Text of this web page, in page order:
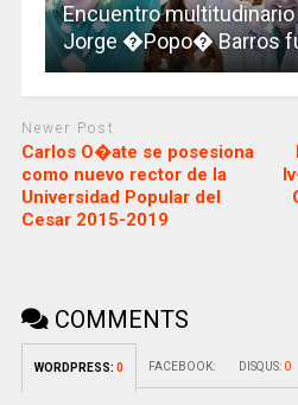
Encuentro
Jorge �Popo� Barros
Newer Post
Carlos O�ate se posesiona
como nuevo rector de la
Universidad Popular del
Cesar 2015-2019
COMMENTS
WORDPRESS: 0 FACEBOOK: DISQUS: 0